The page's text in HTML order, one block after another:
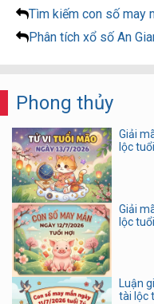
Tìm kiếm con số may
Phân tích xổ số An
Phong thủy
Giải
lộc
Giải
lộc
Luận
tài lộc